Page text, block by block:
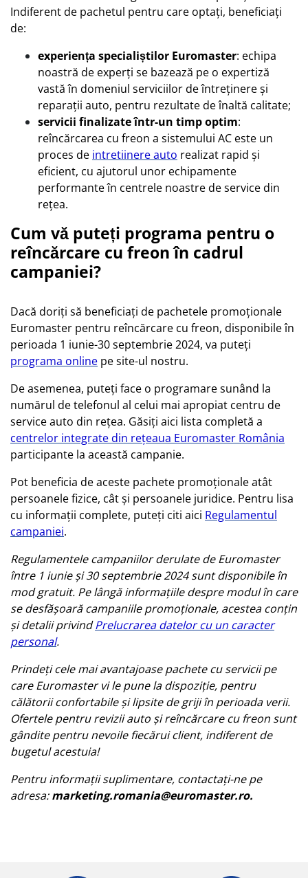
Indiferent de pachetul pentru care optați, beneficiați
de:
experiența specialiștilor Euromaster: echipa
noastră de experți se bazează pe o expertiză
vastă în domeniul serviciilor de întreținere și
reparații auto, pentru rezultate de înaltă calitate;
servicii finalizate într-un timp optim:
reîncărcarea cu freon a sistemului AC este un
proces de intretiinere auto realizat rapid și
eficient, cu ajutorul unor echipamente
performante în centrele noastre de service din
rețea.
Cum vă puteți programa pentru o
reîncărcare cu freon în cadrul
campaniei?
Dacă doriți să beneficiați de pachetele promoționale
Euromaster pentru reîncărcare cu freon, disponibile în
perioada 1 iunie-30 septembrie 2024, va puteți
programa online pe site-ul nostru.
De asemenea, puteți face o programare sunând la
numărul de telefonul al celui mai apropiat centru de
service auto din rețea. Găsiți aici lista completă a
centrelor integrate din rețeaua Euromaster România
participante la această campanie.
Pot beneficia de aceste pachete promoționale atât
persoanele fizice, cât și persoanele juridice. Pentru lisa
cu informații complete, puteți citi aici Regulamentul
campaniei.
Regulamentele campaniilor derulate de Euromaster
între 1 iunie și 30 septembrie 2024 sunt disponibile în
mod gratuit. Pe lângă informațiile despre modul în care
se desfășoară campaniile promoționale, acestea conțin
și detalii privindPrelucrarea datelor cu un caracter
personal.
Prindeți cele mai avantajoase pachete cu servicii pe
care Euromaster vi le pune la dispoziție, pentru
călătorii confortabile și lipsite de griji în perioada verii.
Ofertele pentru revizii auto și reîncărcare cu freon sunt
gândite pentru nevoile fiecărui client, indiferent de
bugetul acestuia!
Pentru informații suplimentare, contactați-ne pe
adresa:marketing.romania@euromaster.ro.